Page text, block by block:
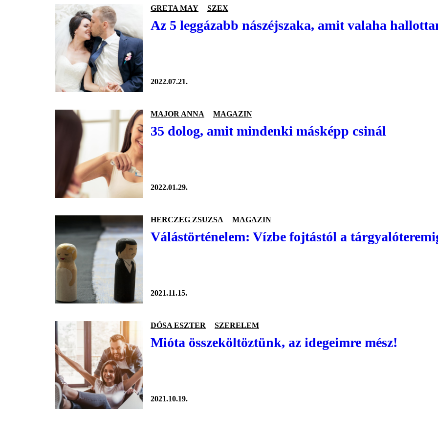
GRETA MAY SZEX
Az 5 leggázabb nászéjszaka, amit valaha
2022.07.21.
MAJOR ANNA MAGAZIN
35 dolog, amit mindenki másképp csinál
2022.01.29.
HERCZEG ZSUZSA MAGAZIN
Válástörténelem: Vízbe fojtástól a
2021.11.15.
DÓSA ESZTER SZERELEM
Mióta összeköltöztünk, az idegeimre mész!
2021.10.19.